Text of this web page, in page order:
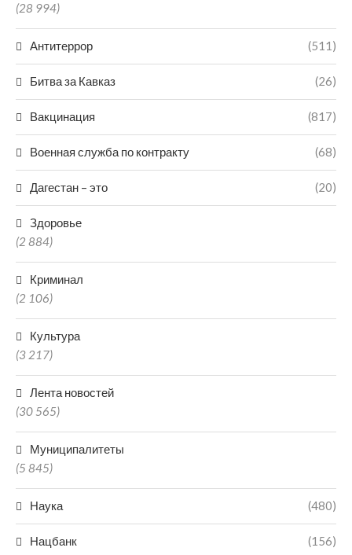
(28 994)
Антитеррор (511)
Битва за Кавказ (26)
Вакцинация (817)
Военная служба по контракту (68)
Дагестан – это (20)
Здоровье
(2 884)
Криминал
(2 106)
Культура
(3 217)
Лента новостей
(30 565)
Муниципалитеты
(5 845)
Наука (480)
Нацбанк (156)